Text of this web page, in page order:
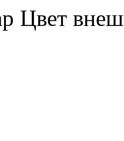
Цвет